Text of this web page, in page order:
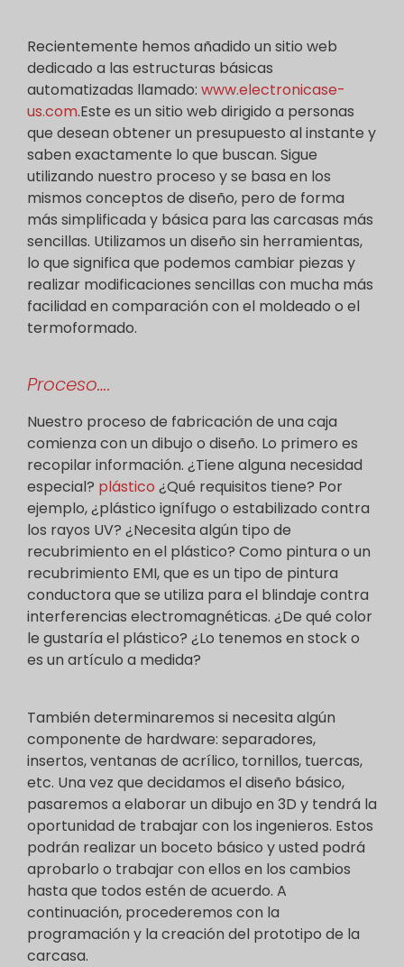
Recientemente hemos añadido un sitio web
dedicado a las estructuras básicas
automatizadas llamado: www.electronicase-
us.com.Este es un sitio web dirigido a personas
que desean obtener un presupuesto al instante y
saben exactamente lo que buscan. Sigue
utilizando nuestro proceso y se basa en los
mismos conceptos de diseño, pero de forma
más simplificada y básica para las carcasas más
sencillas. Utilizamos un diseño sin herramientas,
lo que significa que podemos cambiar piezas y
realizar modificaciones sencillas con mucha más
facilidad en comparación con el moldeado o el
termoformado.
Proceso….
Nuestro proceso de fabricación de una caja
comienza con un dibujo o diseño. Lo primero es
recopilar información. ¿Tiene alguna necesidad
especial? plástico ¿Qué requisitos tiene? Por
ejemplo, ¿plástico ignífugo o estabilizado contra
los rayos UV? ¿Necesita algún tipo de
recubrimiento en el plástico? Como pintura o un
recubrimiento EMI, que es un tipo de pintura
conductora que se utiliza para el blindaje contra
interferencias electromagnéticas. ¿De qué color
le gustaría el plástico? ¿Lo tenemos en stock o
es un artículo a medida?
También determinaremos si necesita algún
componente de hardware: separadores,
insertos, ventanas de acrílico, tornillos, tuercas,
etc. Una vez que decidamos el diseño básico,
pasaremos a elaborar un dibujo en 3D y tendrá la
oportunidad de trabajar con los ingenieros. Estos
podrán realizar un boceto básico y usted podrá
aprobarlo o trabajar con ellos en los cambios
hasta que todos estén de acuerdo. A
continuación, procederemos con la
programación y la creación del prototipo de la
carcasa.